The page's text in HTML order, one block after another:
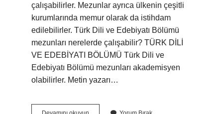
çalışabilirler. Mezunlar ayrıca ülkenin çeşitli
kurumlarında memur olarak da istihdam
edilebilirler. Türk Dili ve Edebiyatı Bölümü
mezunları nerelerde çalışabilir? TÜRK DİLİ
VE EDEBİYATI BÖLÜMÜ Türk Dili ve
Edebiyatı Bölümü mezunları akademisyen
olabilirler. Metin yazarı…